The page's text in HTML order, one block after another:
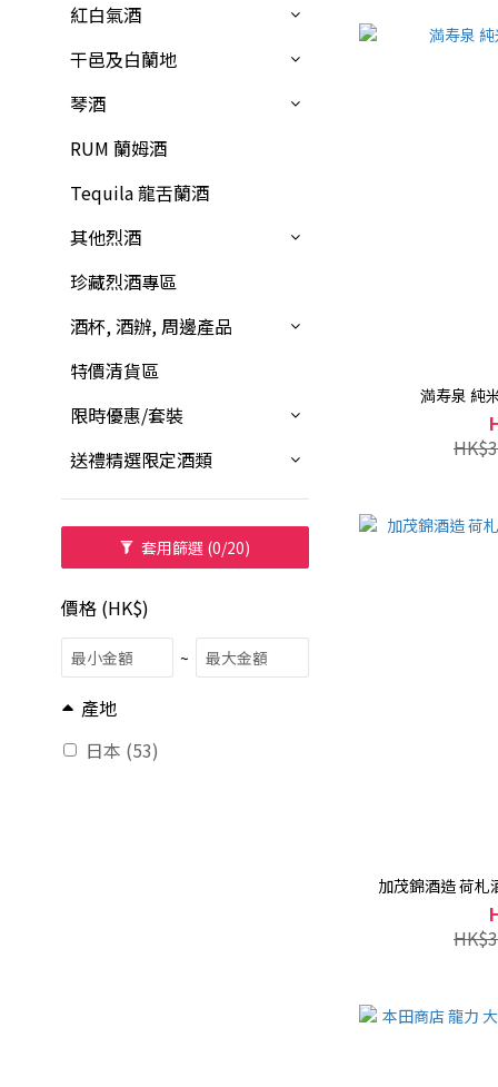
紅白氣酒
干邑及白蘭地
琴酒
RUM 蘭姆酒
Tequila 龍舌蘭酒
其他烈酒
珍藏烈酒專區
酒杯, 酒辦, 周邊產品
特價清貨區
限時優惠/套裝
送禮精選限定酒類
套用篩選 (0/20)
價格 (HK$)
~
產地
日本 (53)
満寿泉 純
加茂錦酒造 荷札